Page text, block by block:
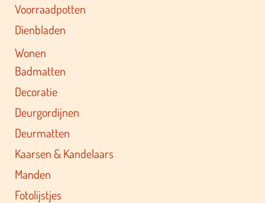
Voorraadpotten
Dienbladen
Wonen
Badmatten
Decoratie
Deurgordijnen
Deurmatten
Kaarsen & Kandelaars
Manden
Fotolijstjes